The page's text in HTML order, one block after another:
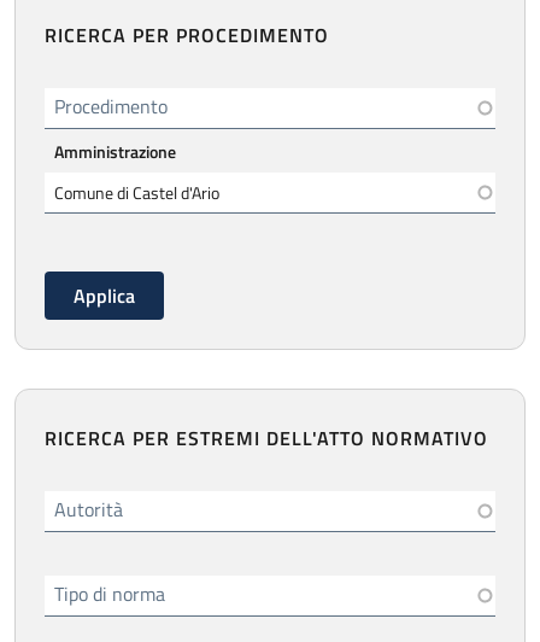
RICERCA PER PROCEDIMENTO
Procedimento
Amministrazione
RICERCA PER ESTREMI DELL'ATTO NORMATIVO
Autorità
Tipo di norma